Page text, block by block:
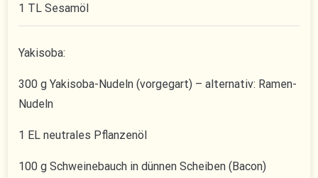
1 TL Sesamöl
Yakisoba:
300 g Yakisoba-Nudeln (vorgegart) – alternativ: Ramen-
Nudeln
1 EL neutrales Pflanzenöl
100 g Schweinebauch in dünnen Scheiben (Bacon)